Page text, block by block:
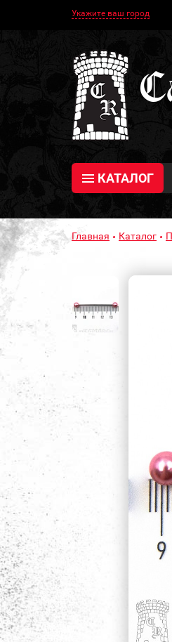
Укажите ваш город
КАТАЛОГ
Главная Каталог